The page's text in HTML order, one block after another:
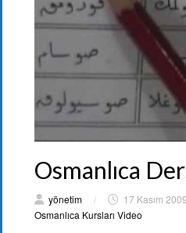
Osmanlıca
yönetim / 17 Kasım 2009
Osmanlıca Kursları Video